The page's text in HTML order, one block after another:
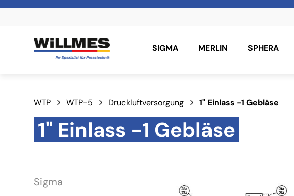
SIGMA MERLIN SPHERA
WTP WTP-5 Druckluftversorgung 1" Einlass -1 Gebläse
1" Einlass -1 Gebläse
Sigma